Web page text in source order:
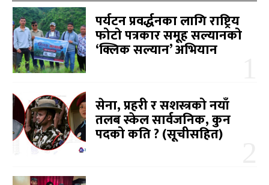
पर्यटन प्रवर्द्धनका लागि राष्ट्रिय
फोटो पत्रकार समूह सल्यानको
‘क्लिक सल्यान’ अभियान
सेना, प्रहरी र सशस्त्रको नयाँ
तलब स्केल सार्वजनिक, कुन
पदको कति ? (सूचीसहित)